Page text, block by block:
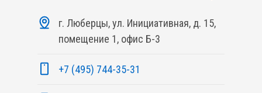
г. Люберцы, ул. Инициативная, д. 15,
помещение 1, офис Б-3
+7 (495) 744-35-31